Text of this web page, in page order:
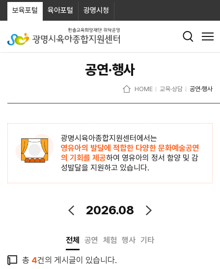
보육포털 육아포털 광명시청
공연·행사
HOME 교육·상담 공연·행사
광명시육아종합지원센터에서는
영유아의 발달에 적합한 다양한 문화예술공연
의 기회를 제공하여 영유아의 정서 함양 및 감
성발달을 지원하고 있습니다.
2026.08
전체 공연 체험 행사 기타
총 4건의 게시글이 있습니다.